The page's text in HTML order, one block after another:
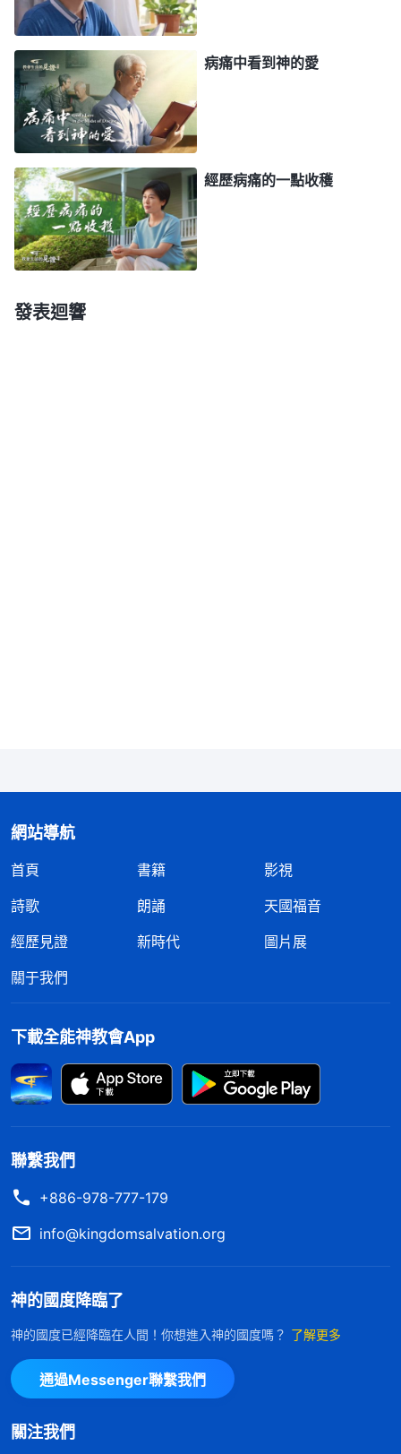
這也是作為一個受造之物該具備的、該活出的。這些
是不是都是正面的？」《話・卷六 關于追求真理・怎
樣追求真理（四）》神的話把人臨到病痛該有的正確觀
點與實行路途指出來了，就是對神的主宰安排要有真
實的相信、順服，别憑自己去擺脱病痛，不然只會給
自己帶來更多的痛苦。對神的話我也有點實際體會。
當我的血壓超過200 mmHg時我很害怕，覺得如果
不注重保養或者不小心摔了跤就會導致癱痪甚至死
亡，生怕盡本分過多費心用腦加重自己的病情造成嚴
重後果，就總活在愁苦憂慮的負面情緒裏，給自己的
身心都帶來很多壓力、痛苦，也影響盡本分，這不就
是自己對神的主宰没有認識導致的嗎？其實，我的病
動摇過。不管人明白多少屬靈理論、有哪些經歷認
始終在默默地為這個得福存心勞苦奔波，這是不是人
内心最深處的東西？如果這個得福存心没有了，你們
會有什麽感覺？會用什麽樣的態度來盡本分、跟隨神
呢？如果真把心裏隱藏的這個得福存心徹底取締了，
人到底會怎麽樣呢？可能許多人就會消極了，有些人
靈魂一樣，整個人就像没了心似的。所以説，這個得
定要盡本分之前，内心深處對前途、對得福、對好的
歸宿甚至對冠冕充滿了期待，抱有最大的信心，他們
帶着這樣的存心與抱負來到神家盡上了本分，那他們
心、忠心？在這個時候還看不見人真實的忠心、信心
在利益的驅使之下也是在充滿了野心與欲望的前提之
下才决定盡本分的。那敵基督盡本分的存心是什麽？
是交易，是交换。可以説，他盡本分的前提條件就
是，『我要是盡上本分那我就必須得得福，就必須得
病痛中看到神的愛
經歷病痛的一點收穫
發表迴響
網站導航
首頁 書籍
影視
詩歌
朗誦
天國福音
經歷見證
新時代
圖片展
關于我們
下載全能神教會App
聯繫我們
+886-978-777-179
info@kingdomsalvation.org
神的國度降臨了
神的國度已經降臨在人間！你想進入神的國度嗎？ 了解更多
通過Messenger聯繫我們
關注我們